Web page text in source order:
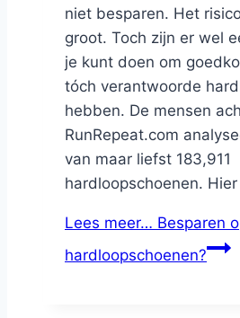
niet besparen. Het
groot. Toch zijn er wel
je kunt doen om
tóch verantwoorde
hebben. De mensen
RunRepeat.com
van maar liefst 183,911
hardloopschoenen.
Lees meer… Besparen
hardloopschoenen?